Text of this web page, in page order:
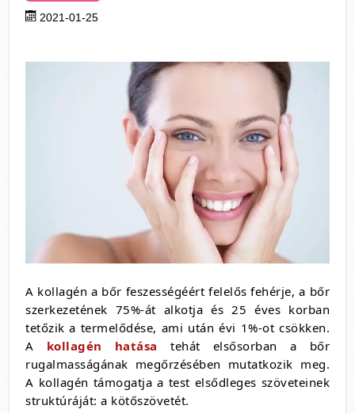
2021-01-25
A kollagén a bőr feszességéért felelős fehérje, a bőr
szerkezetének 75%-át alkotja és 25 éves korban
tetőzik a termelődése, ami után évi 1%-ot csökken.
A kollagén hatása tehát elsősorban a bőr
rugalmasságának megőrzésében mutatkozik meg.
A kollagén támogatja a test elsődleges szöveteinek
struktúráját: a kötőszövetét.